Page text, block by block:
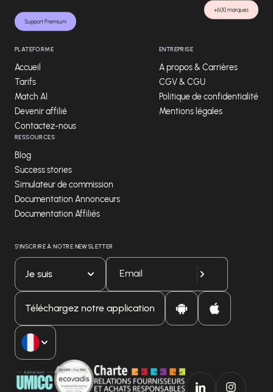
Support Premium
+600 marques
PLATEFORME
Accueil
Tarifs
Match AI
Devenir affilié
Contactez-nous
ENTREPRISE
A propos & Carrières
CGV & CGU
Politique de confidentialité
Mentions légales
RESSOURCES
Blog
Success stories
Simulateur de commission
Documentation Annonceurs
Documentation Affiliés
S'INSCRIRE À NOTRE NEWSLETTER
Je suis
Téléchargez notre application